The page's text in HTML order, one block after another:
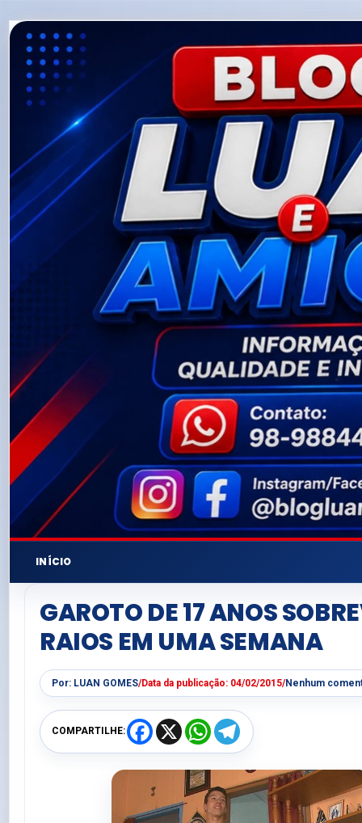
INÍCIO
GAROTO DE 17 ANOS
RAIOS EM UMA SEMANA
Por: LUAN GOMES/Data da publicação: 04/02/2015/Nenhum
COMPARTILHE:
F
a
c
o
k
X
W
h
a
A
p
p
l
r